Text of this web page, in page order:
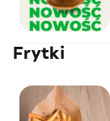
Frytki